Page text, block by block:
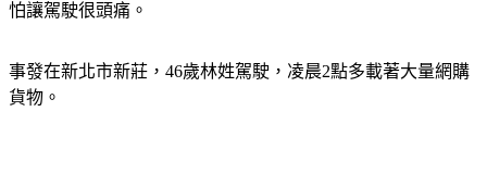
肇事的就是這輛貨車，裏頭的貨有一大半都已經掉了出來，恐
事發在新北市新莊，46歲林姓駕駛，凌晨2點多載著大量網購